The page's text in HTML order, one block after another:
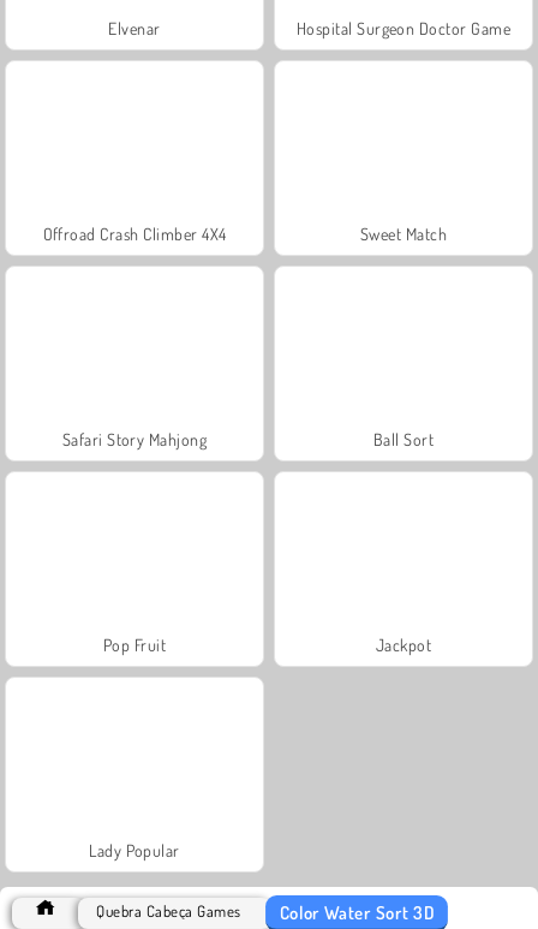
Elvenar Hospital Surgeon Doctor Game
Offroad Crash Climber 4X4 Sweet Match
Safari Story Mahjong Ball Sort
Pop Fruit Jackpot
Lady Popular
Quebra Cabeça Games Color Water Sort 3D